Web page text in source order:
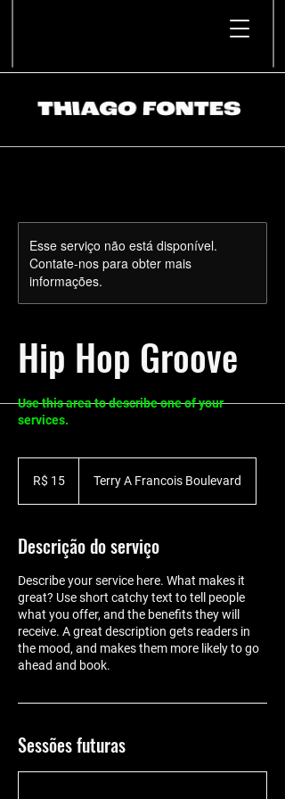
Esse serviço não está disponível.
Contate-nos para obter mais
informações.
Hip Hop Groove
Use this area to describe one of your
services.
brasileiros
R$ 15 Terry A Francois Boulevard
Descrição do serviço
Describe your service here. What makes it
great? Use short catchy text to tell people
what you offer, and the benefits they will
receive. A great description gets readers in
the mood, and makes them more likely to go
ahead and book.
Sessões futuras